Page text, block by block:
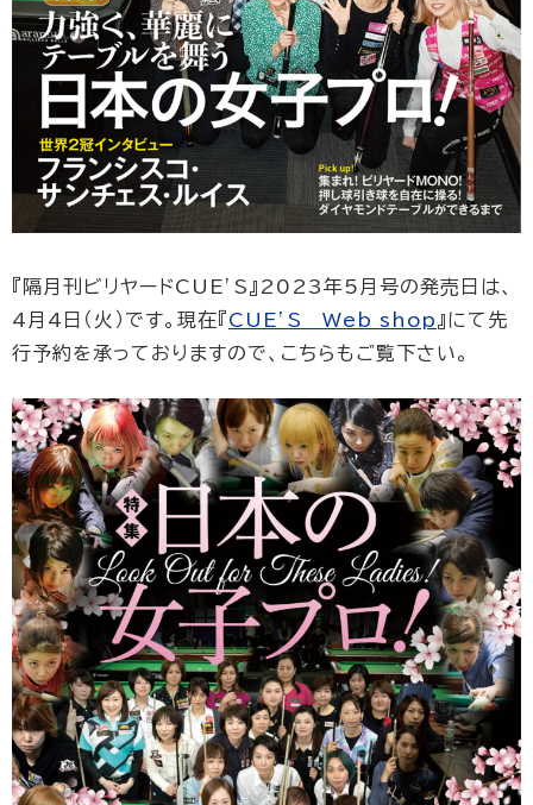
『隔月刊ビリヤードCUE’S』2023年5月号の発売日は、
4月4日（火）です。現在『CUE’S Web shop』にて先
行予約を承っておりますので、こちらもご覧下さい。